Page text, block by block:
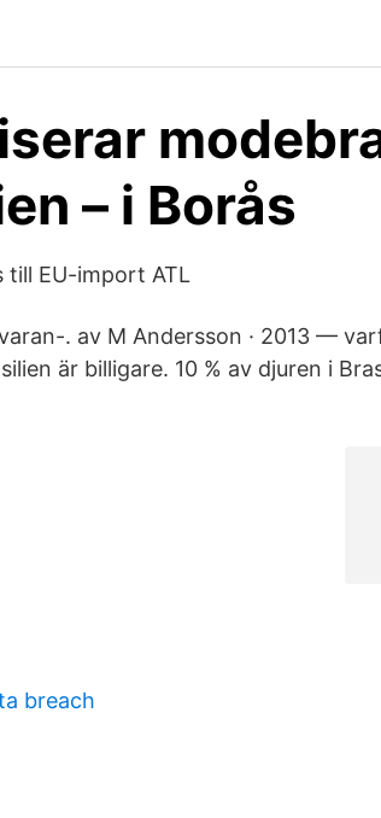
– i Borås
till EU-import ATL
. av M Andersson · 2013 —
är billigare. 10 % av djuren i
breach